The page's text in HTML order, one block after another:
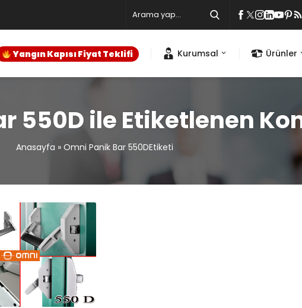
Yangın Kapısı Fiyat Teklifi Kurumsal Ürünler
550D ile Etiketlenen
Anasayfa » Omni Panik Bar 550DEtiketi